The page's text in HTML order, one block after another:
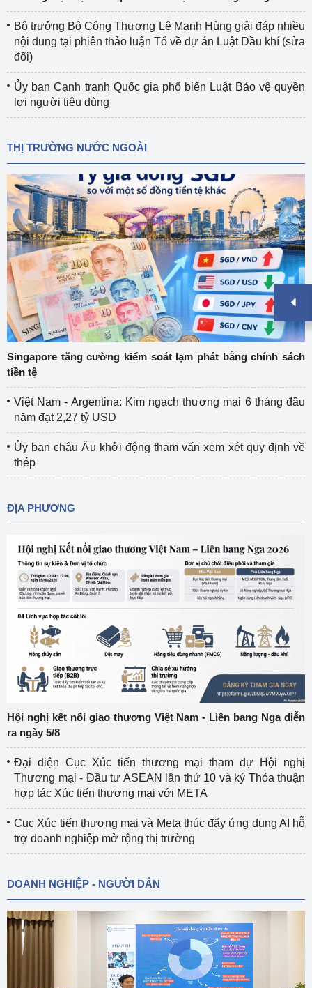
Bộ trưởng Bộ Công Thương Lê Mạnh Hùng giải đáp nhiều
nội dung tại phiên thảo luận Tổ về dự án Luật Dầu khí (sửa
đổi)
Ủy ban Cạnh tranh Quốc gia phổ biến Luật Bảo vệ quyền
lợi người tiêu dùng
THỊ TRƯỜNG NƯỚC NGOÀI
Singapore tăng cường kiểm soát lạm phát bằng chính sách
tiền tệ
Việt Nam - Argentina: Kim ngạch thương mại 6 tháng đầu
năm đạt 2,27 tỷ USD
Ủy ban châu Âu khởi động tham vấn xem xét quy định về
thép
ĐỊA PHƯƠNG
Hội nghị kết nối giao thương Việt Nam - Liên bang Nga diễn
ra ngày 5/8
Đại diện Cục Xúc tiến thương mại tham dự Hội nghị
Thương mại - Đầu tư ASEAN lần thứ 10 và ký Thỏa thuận
hợp tác Xúc tiến thương mại với META
Cục Xúc tiến thương mại và Meta thúc đẩy ứng dụng AI hỗ
trợ doanh nghiệp mở rộng thị trường
DOANH NGHIỆP - NGƯỜI DÂN